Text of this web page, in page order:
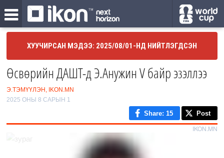
ХУУЧИРСАН МЭДЭЭ: 2025/08/01-НД НИЙТЛЭГДСЭН
Өсвөрийн ДАШТ-д Э.Анужин V байр эзэллээ
Э.ТЭМҮҮЛЭН, IKON.MN
2025 ОНЫ 8 САРЫН 1
Share: 15 Post
IKON.MN